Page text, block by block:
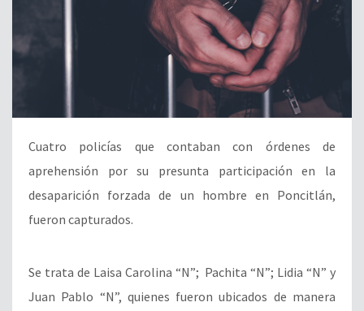
Cuatro policías que contaban con órdenes de
aprehensión por su presunta participación en la
desaparición forzada de un hombre en Poncitlán,
fueron capturados.
Se trata de Laisa Carolina “N”; Pachita “N”; Lidia “N” y
Juan Pablo “N”, quienes fueron ubicados de manera